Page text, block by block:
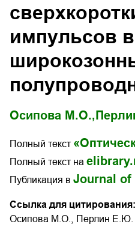
импульсов в
Осипова М.О.,
Полный текст
Полный текст на
Публикация в Journal of
Ссылка для цитирования:
Осипова М.О., Перлин Е.Ю.